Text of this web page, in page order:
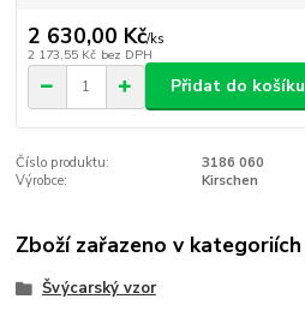
2 630,00 Kč/ks
2 173,55 Kč bez DPH
Přidat do košíku
Číslo produktu:
3186 060
Výrobce:
Kirschen
Zboží zařazeno v kategoriích
Švýcarský vzor